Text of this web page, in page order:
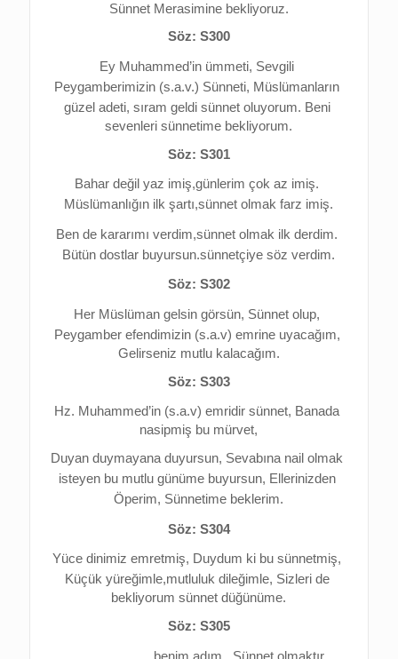
Sünnet Merasimine bekliyoruz.
Söz: S300
Ey Muhammed’in ümmeti, Sevgili
Peygamberimizin (s.a.v.) Sünneti, Müslümanların
güzel adeti, sıram geldi sünnet oluyorum. Beni
sevenleri sünnetime bekliyorum.
Söz: S301
Bahar değil yaz imiş,g
Müslümanlığın ilk şartı,sünnet olmak farz imiş.
Ben de kararımı verdim,s
Bütün dostlar buyursun.sünnetçiye söz verdim.
Söz: S302
Her Müslüman gelsin görsün, Sünnet olup,
Gelirseniz mutlu kalacağım.
Söz: S303
Hz. Muhammed’in (s.a.v) emridir sünnet, Banada
nasipmiş bu mürvet,
Duyan duymayana duyursun, Sevabına nail olmak
isteyen bu mutlu günüme buyursun, Ellerinizden
Öperim, Sünnetime beklerim.
Söz: S304
Yüce dinimiz emretmiş,
Küçük yüreğimle,mutluluk dileğimle, Sizleri de
bekliyorum sünnet düğünüme.
Söz: S305
……………… benim adım . Sünnet olmaktır